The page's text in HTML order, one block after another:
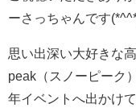
ーさっちゃんです
思い出深い大好きな
peak（スノーピーク
年イベントへ出かけ